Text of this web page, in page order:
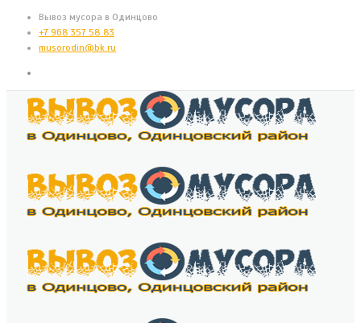
Вывоз мусора в Одинцово
+7 968 357 58 83
musorodin@bk.ru